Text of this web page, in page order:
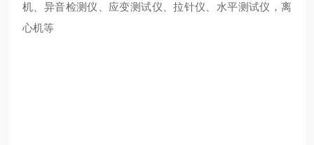
机、异音检测仪、应变测试仪、拉针仪、水平测试仪，离
心机等